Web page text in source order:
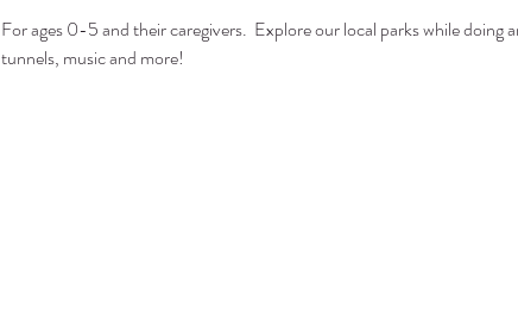
For ages 0-5 and their caregivers.  Explore our local parks while
tunnels, music and more!